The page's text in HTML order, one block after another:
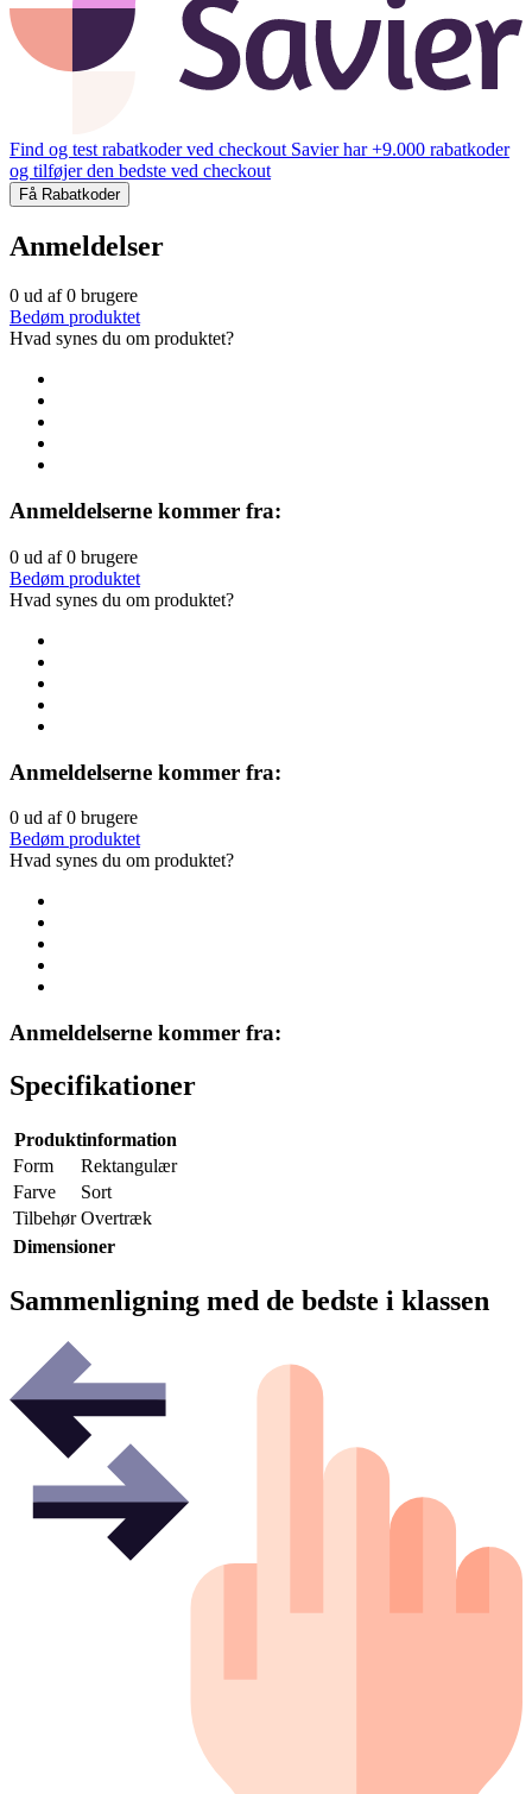
Find og test rabatkoder ved checkout Savier har +9.000 rabatkoder
og tilføjer den bedste ved checkout
Få Rabatkoder
Anmeldelser
0 ud af0 brugere
Bedøm produktet
Hvad synes du om produktet?
Anmeldelserne kommer fra:
0 ud af0 brugere
Bedøm produktet
Hvad synes du om produktet?
Anmeldelserne kommer fra:
0 ud af0 brugere
Bedøm produktet
Hvad synes du om produktet?
Anmeldelserne kommer fra:
Specifikationer
Produktinformation
Form
Rektangulær
Farve
Sort
Tilbehør Overtræk
Dimensioner
Sammenligning med de bedste i klassen